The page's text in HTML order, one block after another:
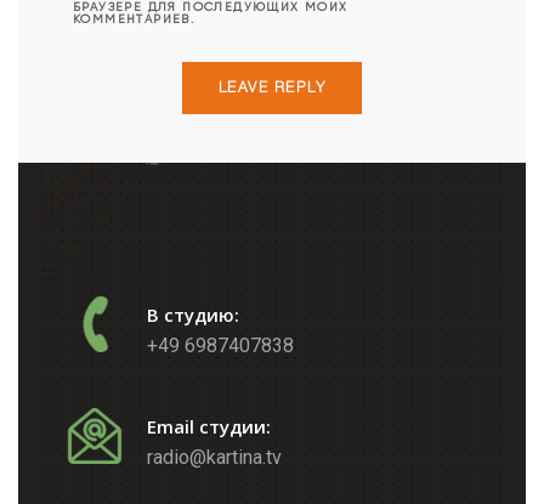
БРАУЗЕРЕ ДЛЯ ПОСЛЕДУЮЩИХ МОИХ
КОММЕНТАРИЕВ.
В студию:
+49 6987407838
Email студии:
radio@kartina.tv